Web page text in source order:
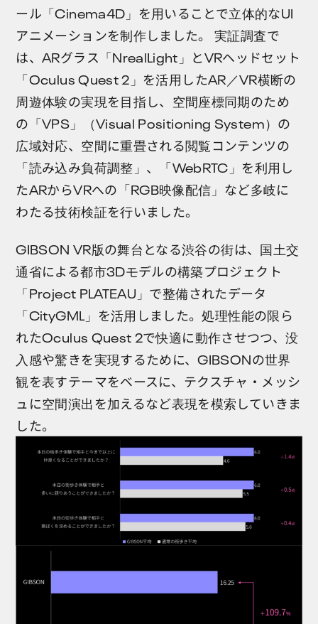
ール「Cinema4D」を用いることで立体的なUI
アニメーションを制作しました。 実証調査で
は、ARグラス「NrealLight」とVRヘッドセット
「Oculus Quest 2」を活用したAR／VR横断の
周遊体験の実現を目指し、空間座標同期のため
の「VPS」（Visual Positioning System）の
広域対応、空間に重畳される閲覧コンテンツの
「読み込み負荷調整」、「WebRTC」を利用し
たARからVRへの「RGB映像配信」など多岐に
わたる技術検証を行いました。
GIBSON VR版の舞台となる渋谷の街は、国土交
通省による都市3Dモデルの構築プロジェクト
「Project PLATEAU」で整備されたデータ
「CityGML」を活用しました。処理性能の限ら
れたOculus Quest 2で快適に動作させつつ、没
入感や驚きを実現するために、GIBSONの世界
観を表すテーマをベースに、テクスチャ・メッシ
ュに空間演出を加えるなど表現を模索していきま
した。